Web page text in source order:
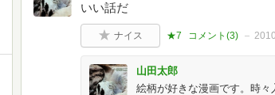
いい話だ
ナイス ★7 コメント(3)
山田太郎
絵柄が好きな漫画です。時々